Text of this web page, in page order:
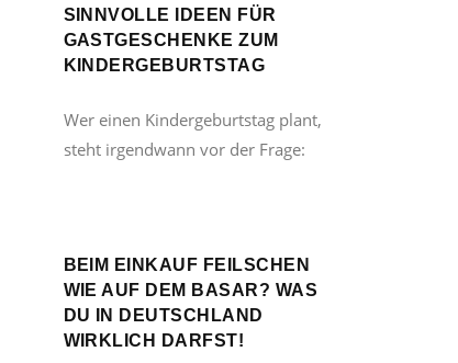
SINNVOLLE IDEEN FÜR
GASTGESCHENKE ZUM
KINDERGEBURTSTAG
Wer einen Kindergeburtstag plant,
steht irgendwann vor der Frage:
BEIM EINKAUF FEILSCHEN
WIE AUF DEM BASAR? WAS
DU IN DEUTSCHLAND
WIRKLICH DARFST!